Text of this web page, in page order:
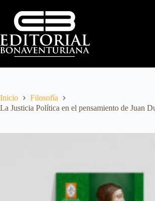
Inicio
Filosofía
La Justicia Política en el pensamiento de Juan